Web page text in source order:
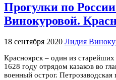
Прогулки по
Винокуровой.
18 сентября 2020 Лидия
Красноярск – один из
1628 году отрядом казаков во
военный острог.